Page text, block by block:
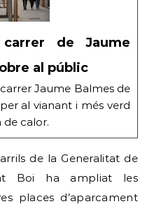
de Jaume
al públic
Jaume Balmes de
al vianant i més verd
de calor.
de la Generalitat de
Boi ha ampliat les
places d’aparcament